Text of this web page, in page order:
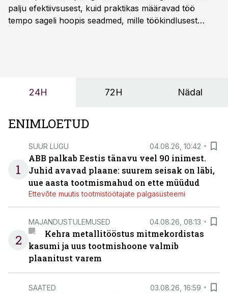
palju efektiivsusest, kuid praktikas määravad töö
tempo sageli hoopis seadmed, mille töökindlusest
24H 72H Nädal
ENIMLOETUD
1
SUUR LUGU 04.08.26, 10:42
ABB palkab Eestis tänavu veel 90 inimest.
Juhid avavad plaane: suurem seisak on läbi,
uue aasta tootmismahud on ette müüdud
Ettevõte muutis tootmistöötajate palgasüsteemi
2
MAJANDUSTULEMUSED 04.08.26, 08:13
Kehra metallitööstus mitmekordistas
kasumi ja uus tootmishoone valmib
plaanitust varem
SAATED 03.08.26, 16:59